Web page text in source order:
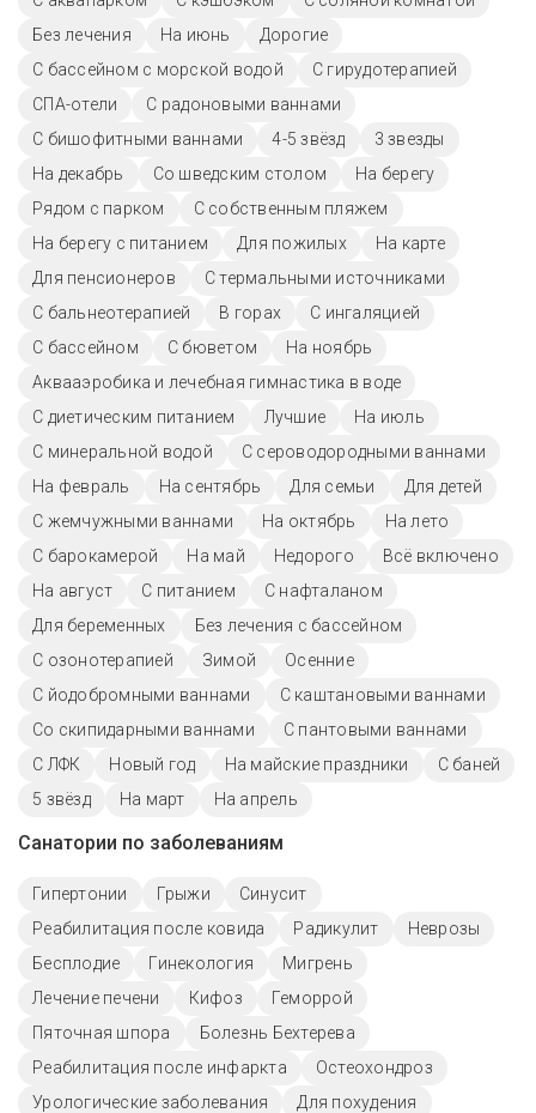
Без лечения
На июнь
Дорогие
С бассейном с морской водой
С гирудотерапией
СПА-отели
С радоновыми ваннами
С бишофитными ваннами
4-5 звёзд
3 звезды
На декабрь
Со шведским столом
На берегу
Рядом с парком
С собственным пляжем
На берегу с питанием
Для пожилых
На карте
Для пенсионеров
С термальными источниками
С бальнеотерапией
В горах
С ингаляцией
C бассейном
С бюветом
На ноябрь
Аквааэробика и лечебная гимнастика в воде
С диетическим питанием
Лучшие
На июль
С минеральной водой
С сероводородными ваннами
На февраль
На сентябрь Для семьи
Для детей
С жемчужными ваннами
На октябрь
На лето
С барокамерой
На май Недорого
Всё включено
На август
С питанием
С нафталаном
Для беременных
Без лечения с бассейном
С озонотерапией
Зимой
Осенние
С йодобромными ваннами
С каштановыми ваннами
Со скипидарными ваннами
С пантовыми ваннами
С ЛФК
Новый год На майские праздники
С баней
5 звёзд
На март На апрель
Санатории по заболеваниям
Гипертонии Грыжи
Синусит
Реабилитация после ковида
Радикулит
Неврозы
Бесплодие
Гинекология
Мигрень
Лечение печени
Кифоз
Геморрой
Пяточная шпора
Болезнь Бехтерева
Реабилитация после инфаркта
Остеохондроз
Урологические заболевания
Для похудения